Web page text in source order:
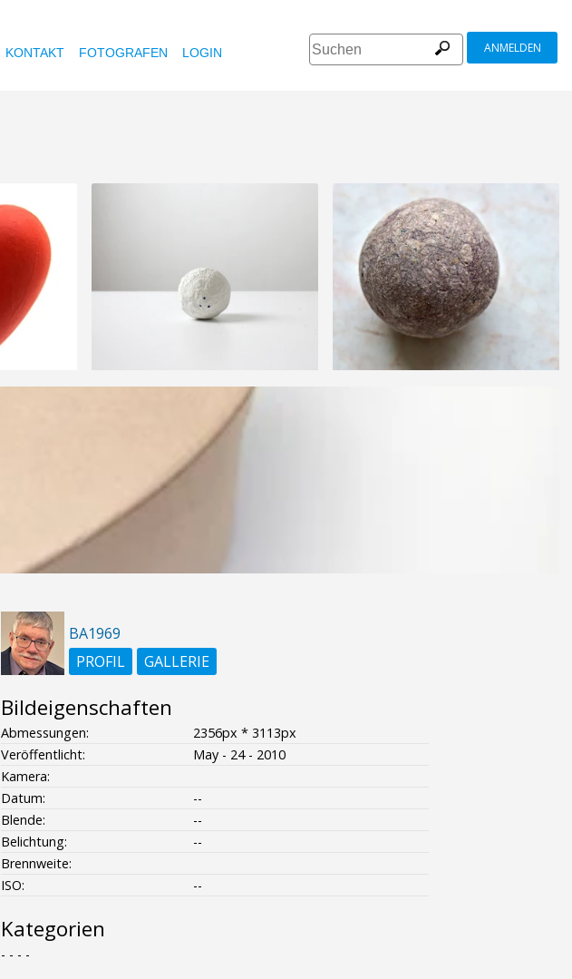
KONTAKT FOTOGRAFEN LOGIN ANMELDEN
BA1969
PROFIL
GALLERIE
Bildeigenschaften
Abmessungen:
2356px * 3113px
Veröffentlicht:
May - 24 - 2010
Kamera:
Datum:
--
Blende:
--
Belichtung:
--
Brennweite:
ISO:
--
Kategorien
- - - -